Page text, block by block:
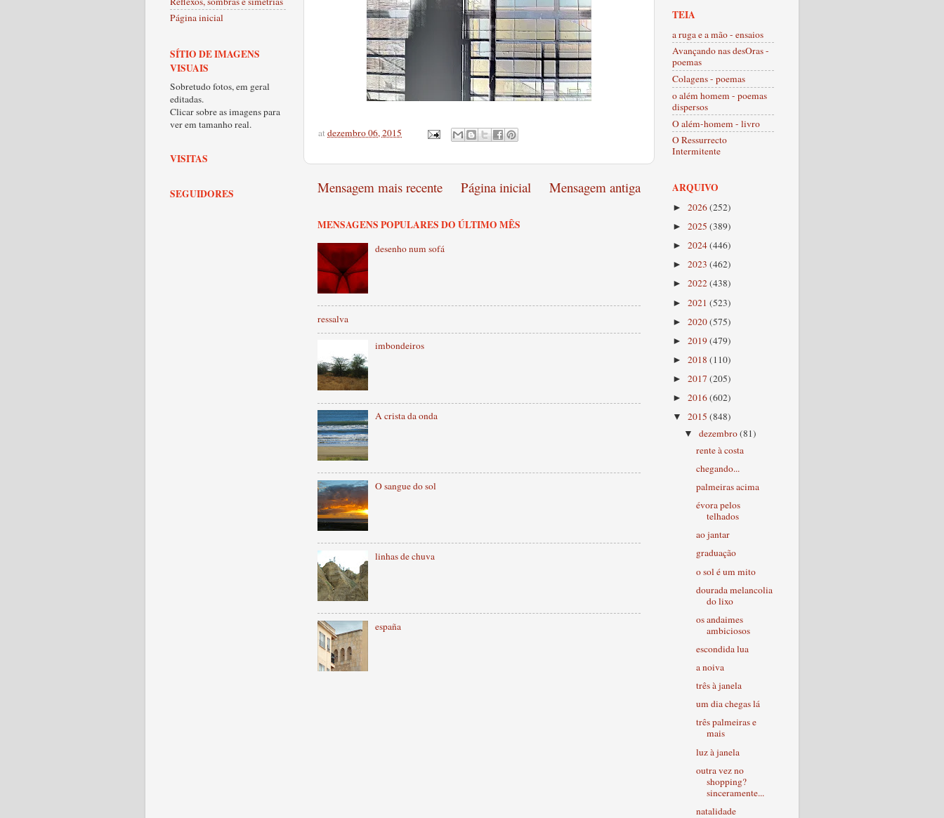
atdezembro 06, 2015
Mensagem mais recente Mensagem antiga
Página inicial
MENSAGENS POPULARES DO ÚLTIMO MÊS
desenho num sofá
ressalva
imbondeiros
A crista da onda
O sangue do sol
linhas de chuva
españa
Página inicial
SÍTIO DE IMAGENS
VISUAIS
Sobretudo fotos, em geral
editadas.
Clicar sobre as imagens para
ver em tamanho real.
VISITAS
SEGUIDORES
TEIA
a ruga e a mão - ensaios
Avançando nas desOras -
poemas
Colagens - poemas
o além homem - poemas
dispersos
O além-homem - livro
O Ressurrecto
Intermitente
ARQUIVO
► 2026(252)
► 2025 (389)
► 2024(446)
► 2023 (462)
► 2022(438)
► 2021 (523)
► 2020(575)
► 2019(479)
► 2018 (110)
► 2017 (205)
► 2016(602)
▼ 2015 (848)
▼dezembro(81)
rente à costa
chegando...
palmeiras acima
évora pelos
telhados
ao jantar
graduação
o sol é um mito
dourada melancolia
do lixo
os andaimes
ambiciosos
escondida lua
a noiva
três à janela
um dia chegas lá
três palmeiras e
mais
luz à janela
outra vez no
shopping?
sinceramente...
natalidade